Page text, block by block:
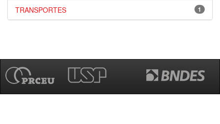
1
TRANSPORTES